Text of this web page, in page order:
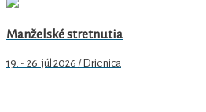
Manželské stretnutia
19. - 26. júl 2026 / Drienica